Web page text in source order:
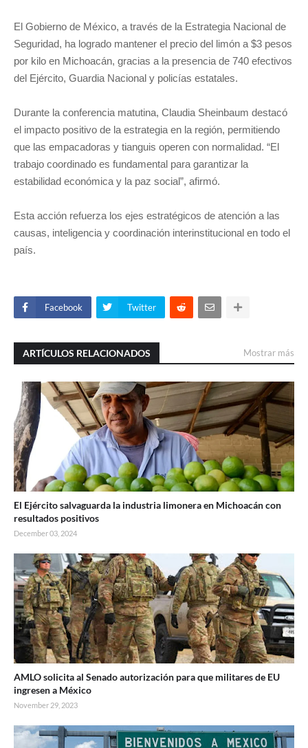
El Gobierno de México, a través de la Estrategia Nacional de
Seguridad, ha logrado mantener el precio del limón a $3 pesos
por kilo en Michoacán, gracias a la presencia de 740 efectivos
del Ejército, Guardia Nacional y policías estatales.
Durante la conferencia matutina, Claudia Sheinbaum destacó
el impacto positivo de la estrategia en la región, permitiendo
que las empacadoras y tianguis operen con normalidad. “El
trabajo coordinado es fundamental para garantizar la
estabilidad económica y la paz social”, afirmó.
Esta acción refuerza los ejes estratégicos de atención a las
causas, inteligencia y coordinación interinstitucional en todo el
país.
Facebook Twitter
ARTÍCULOS RELACIONADOS Mostrar más
El Ejército salvaguarda la industria limonera en Michoacán con
resultados positivos
December 03, 2024
AMLO solicita al Senado autorización para que militares de EU
ingresen a México
November 29, 2023